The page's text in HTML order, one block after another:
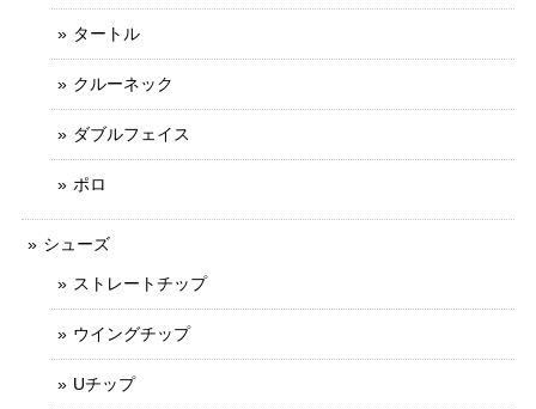
タートル
クルーネック
ダブルフェイス
ポロ
シューズ
ストレートチップ
ウイングチップ
Uチップ